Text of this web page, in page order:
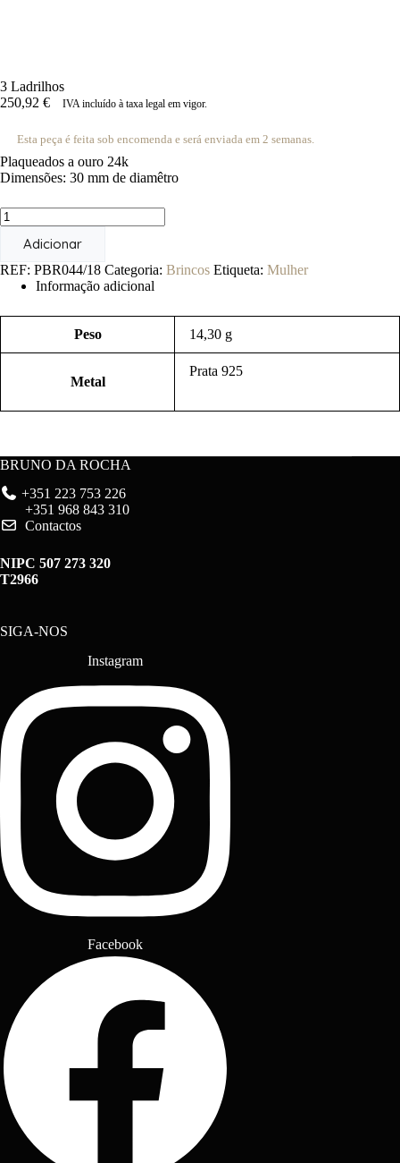
3 Ladrilhos
250,92 € IVA incluído à taxa legal em vigor.
Esta peça é feita sob encomenda e será enviada em 2 semanas.
Plaqueados a ouro 24k
Dimensões: 30 mm de diamêtro
Quantidade
de
Adicionar
REF: PBR044/18 Categoria: Brincos Etiqueta: Mulher
Informação adicional
Peso 14,30 g
Metal
Prata 925
BRUNO DA ROCHA
+351 223 753 226
+351 968 843 310
Contactos
NIPC 507 273 320
T2966
SIGA-NOS
Instagram
Facebook